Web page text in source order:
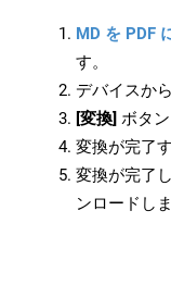
MD を PDF
す。
デバイスか
[変換] ボタ
変換が完了
変換が完了
ンロードしま